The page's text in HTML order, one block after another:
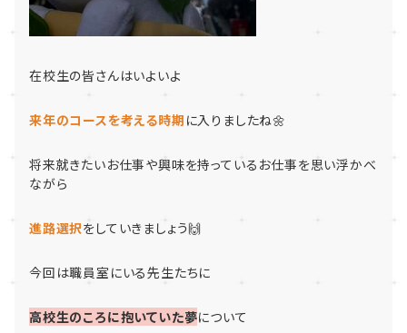
在校生の皆さんはいよいよ
来年のコースを考える時期 に入りましたね🌼
将来就きたいお仕事や興味を持っているお仕事を思い浮かべ
ながら
進路選択をしていきましょう🙌
今回は職員室にいる先生たちに
高校生のころに抱いていた夢について